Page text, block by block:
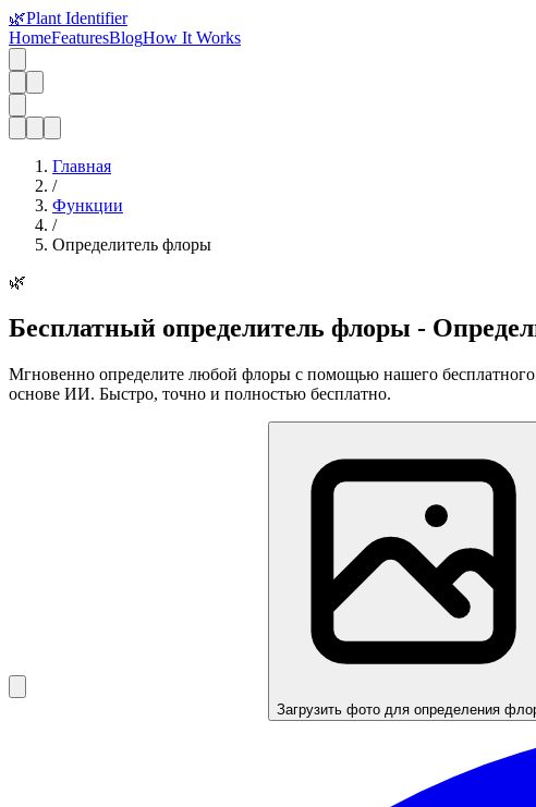
🌿Plant Identifier
HomeFeaturesBlogHow It Works
Главная
/
Функции
/
Определитель флоры
🌿
Бесплатный определитель флоры -
Мгновенно определите любой флоры с помощью нашего
основе ИИ. Быстро, точно и полностью бесплатно.
Загрузить фото для определения